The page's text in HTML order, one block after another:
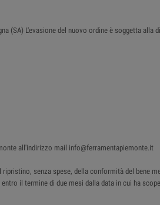
(SA) L'evasione del nuovo ordine è soggetta alla
all'indirizzo mail info@ferramentapiemonte.it
senza spese, della conformità del bene
il termine di due mesi dalla data in cui ha